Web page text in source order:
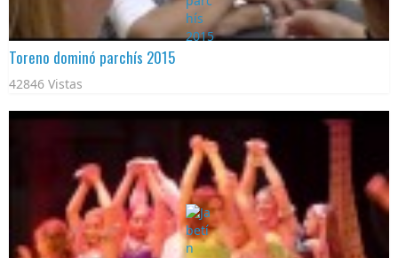
Toreno dominó parchís 2015
42846 Vistas